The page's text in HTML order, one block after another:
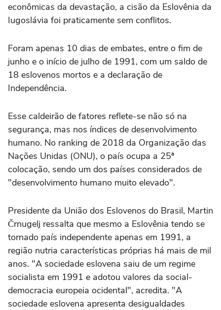
econômicas da devastação, a cisão da Eslovênia da
Iugoslávia foi praticamente sem conflitos.
Foram apenas 10 dias de embates, entre o fim de
junho e o início de julho de 1991, com um saldo de
18 eslovenos mortos e a declaração de
Independência.
Esse caldeirão de fatores reflete-se não só na
segurança, mas nos índices de desenvolvimento
humano. No ranking de 2018 da Organização das
Nações Unidas (ONU), o país ocupa a 25ª
colocação, sendo um dos países considerados de
"desenvolvimento humano muito elevado".
Presidente da União dos Eslovenos do Brasil, Martin
Črnugelj ressalta que mesmo a Eslovênia tendo se
tornado país independente apenas em 1991, a
região nutria características próprias há mais de mil
anos. "A sociedade eslovena saiu de um regime
socialista em 1991 e adotou valores da social-
democracia europeia ocidental", acredita. "A
sociedade eslovena apresenta desigualdades